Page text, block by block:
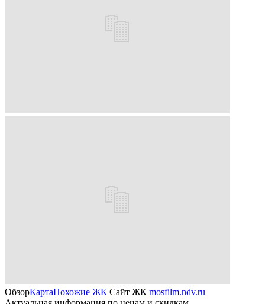
ОбзорКартаПохожие ЖК Сайт ЖК mosfilm.ndv.ru